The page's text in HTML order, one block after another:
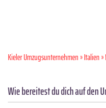
Kieler Umzugsunternehmen»Italien
Wie bereitest du dich auf den